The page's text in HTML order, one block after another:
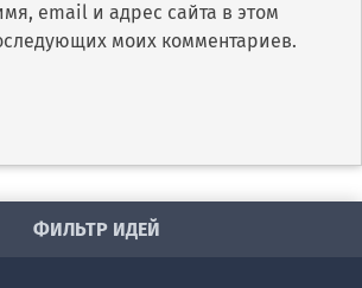
email и адрес сайта в этом
моих комментариев.
ФИЛЬТР ИДЕЙ